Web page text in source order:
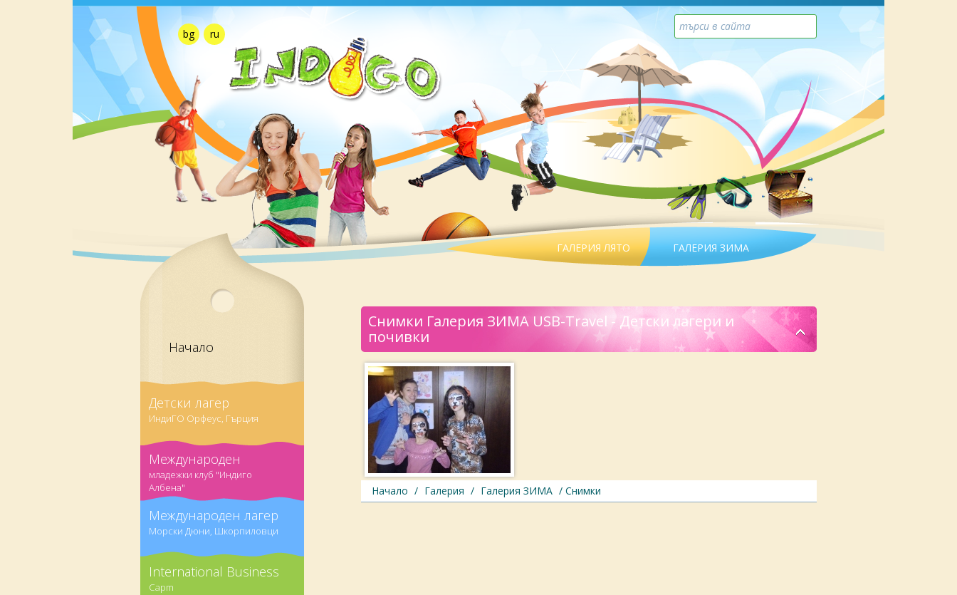
bg ru
ГАЛЕРИЯ ЛЯТО ГАЛЕРИЯ ЗИМА
Начало
Детски лагер
ИндиГО Орфеус, Гърция
Международен
младежки клуб "Индиго
Албена"
Международен лагер
Морски Дюни, Шкорпиловци
International Business
Capm
Снимки Галерия ЗИМА USB-Travel - Детски лагери и
почивки
Начало / Галерия / Галерия ЗИМА / Снимки